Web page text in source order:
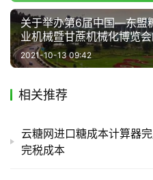
储
运关于举办第6届中国—东盟
业机械暨甘蔗机械化博览
2021-10-13 09:42
相关推荐
云糖网进口糖成本计算器
完税成本